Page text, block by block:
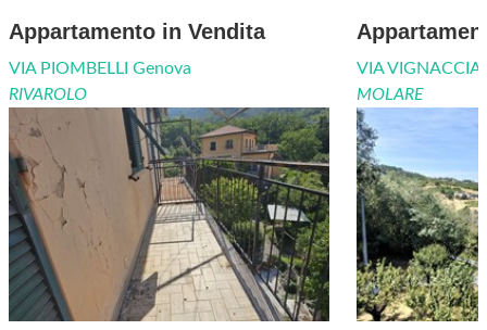
Appartamento in Vendita
VIA PIOMBELLI Genova
RIVAROLO
VIA VIGNACCIA
MOLARE